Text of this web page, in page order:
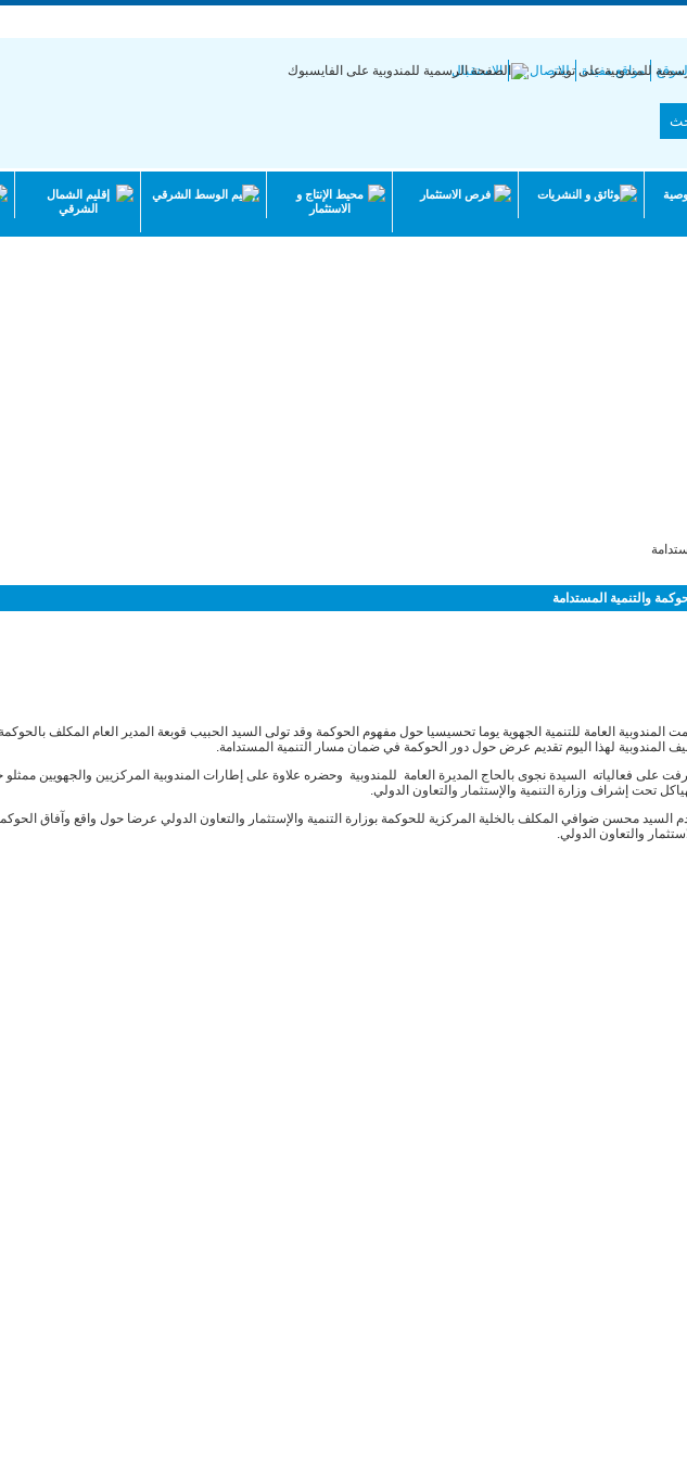
مواقع مفيدة للاتصال بنا الاستقبال
إقليم الشمال
الشرقي
إقليم الوسط الشرقي
محيط الإنتاج و
الاستثمار
فرص الاستثمار الوثائق و النشريات
والتنمية المستدامة
المندوبية العامة للتنمية الجهوية يوما تحسيسيا حول مفهوم الحوكمة وقد تولى السيد الحبيب قوبعة المدير العام المكلف
المندوبية لهذا اليوم تقديم عرض حول دور الحوكمة في ضمان مسار التنمية المستدامة.
على فعالياته السيدة نجوى بالحاج المديرة العامة للمندوبية وحضره علاوة على إطارات المندوبية المركزيين والجهويين ممثلو
تحت إشراف وزارة التنمية والإستثمار والتعاون الدولي.
السيد محسن ضوافي المكلف بالخلية المركزية للحوكمة بوزارة التنمية والإستثمار والتعاون الدولي عرضا حول واقع وآفاق الحوكمة
والتعاون الدولي.